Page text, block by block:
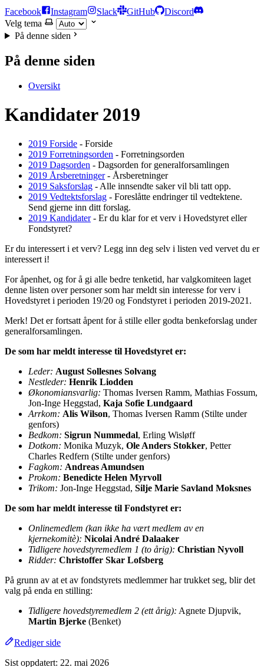
Facebook Instagram Slack GitHub
Discord
Velg tema
På denne siden
På denne siden
Oversikt
Kandidater 2019
2019 Forside - Forside
2019 Forretningsorden - Forretningsorden
2019 Dagsorden - Dagsorden for generalforsamlingen
2019 Årsberetninger- Årsberetninger
2019 Saksforslag - Alle innsendte saker vil bli tatt opp.
2019 Vedtektsforslag - Foreslåtte endringer til vedtektene.
Send gjerne inn ditt forslag.
2019 Kandidater- Er du klar for et verv i Hovedstyret eller
Fondstyret?
Er du interessert i et verv? Legg inn deg selv i listen ved vervet du er
interessert i!
For åpenhet, og for å gi alle bedre tenketid, har valgkomiteen laget
denne listen over personer som har meldt sin interesse for verv i
Hovedstyret i perioden 19/20 og Fondstyret i perioden 2019-2021.
Merk! Det er fortsatt åpent for å stille eller godta benkeforslag under
generalforsamlingen.
De som har meldt interesse til Hovedstyret er:
Leder: August Sollesnes Solvang
Nestleder: Henrik Liodden
Økonomiansvarlig: Thomas Iversen Ramm, Mathias Fossum,
Jon-Inge Heggstad, Kaja Sofie Lundgaard
Arrkom: Alis Wilson, Thomas Iversen Ramm (Stilte under
genfors)
Bedkom: Sigrun Nummedal, Erling Wisløff
Dotkom: Monika Muzyk, Ole Anders Stokker, Petter
Charles Redfern (Stilte under genfors)
Fagkom: Andreas Amundsen
Prokom: Benedicte Helen Myrvoll
Trikom: Jon-Inge Heggstad, Silje Marie Savland Moksnes
De som har meldt interesse til Fondstyret er:
Onlinemedlem (kan ikke ha vært medlem av en
kjernekomitè): Nicolai André Dalaaker
Tidligere hovedstyremedlem 1 (to årig): Christian Nyvoll
Ridder: Christoffer Skar Lofsberg
På grunn av at et av fondstyrets medlemmer har trukket seg, blir det
valg på enda en stilling:
Tidligere hovedstyremedlem 2 (ett årig): Agnete Djupvik,
Martin Bjerke (Benket)
Rediger side
Sist oppdatert: 22. mai 2026